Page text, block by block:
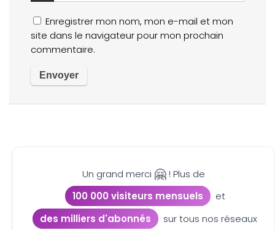
Enregistrer mon nom, mon e-mail et mon
site dans le navigateur pour mon prochain
commentaire.
Un grand merci 🤗! Plus de
100 000 visiteurs mensuels
et
des milliers d'abonnés
sur tous nos réseaux